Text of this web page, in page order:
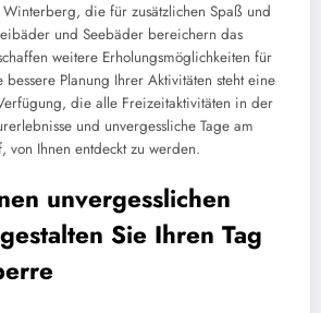
die für zusätzlichen Spaß und
und Seebäder bereichern das
weitere Erholungsmöglichkeiten für
bessere Planung Ihrer Aktivitäten steht eine
die alle Freizeitaktivitäten in der
und unvergessliche Tage am
von Ihnen entdeckt zu werden.
unvergesslichen
Sie Ihren Tag